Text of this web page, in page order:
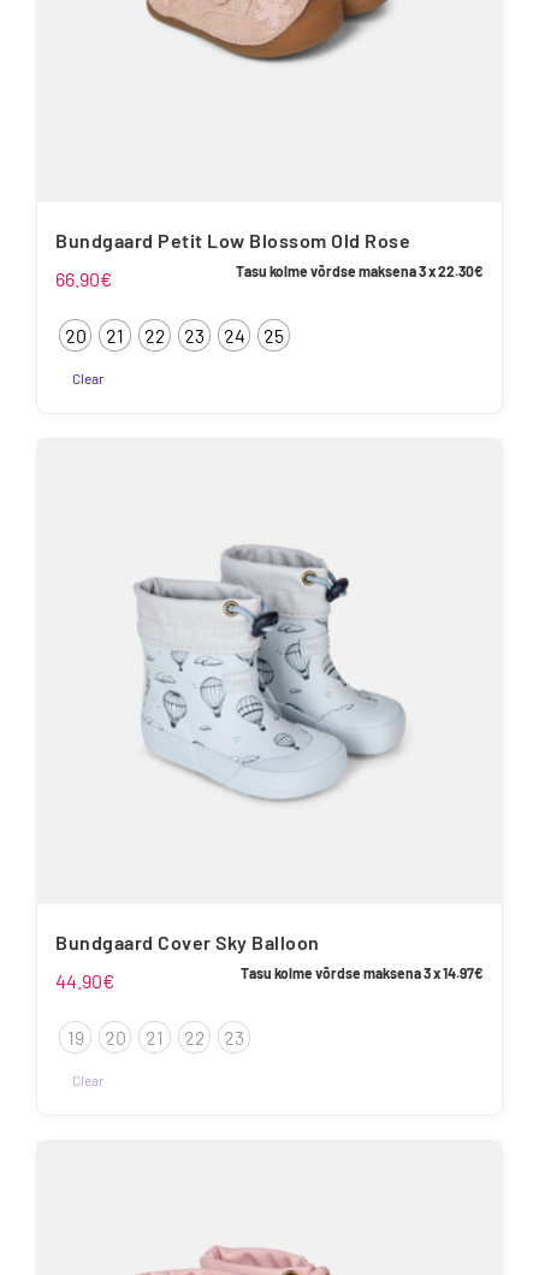
Bundgaard Petit Low Blossom Old Rose
66.90€ Tasu kolme võrdse maksena 3 x22.30€
20 21 22 23 24 25
Clear
tootelehel.
Bundgaard Cover Sky Balloon
44.90€ Tasu kolme võrdse maksena 3 x14.97€
19 20 21 22 23
Clear